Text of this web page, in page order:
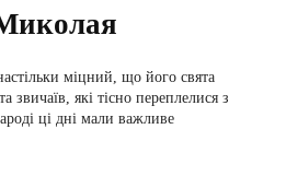
міцний, що його свята
звичаїв, які тісно переплелися з
ці дні мали важливе